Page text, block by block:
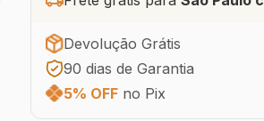
Devolução Grátis
90 dias de Garantia
5% OFF no Pix